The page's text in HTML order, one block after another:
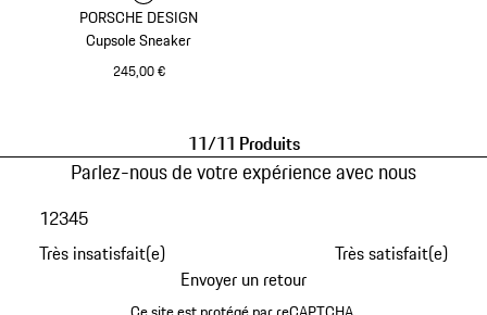
PORSCHE DESIGN
Cupsole Sneaker
245,00 €
11/11 Produits
Parlez-nous de votre expérience avec nous
Très insatisfait(e)
12345
Très satisfait(e)
Envoyer un retour